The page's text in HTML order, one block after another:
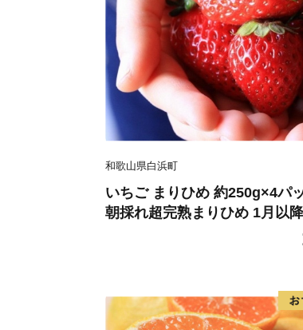
和歌山県白浜町
いちご まりひめ 約250g×4パ
朝採れ超完熟まりひめ 1月以